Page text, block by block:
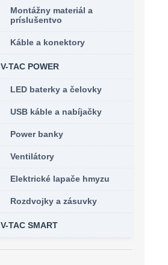
Montážny materiál a
príslušentvo
Káble a konektory
V-TAC POWER
LED baterky a čelovky
USB káble a nabíjačky
Power banky
Ventilátory
Elektrické lapače hmyzu
Rozdvojky a zásuvky
V-TAC SMART